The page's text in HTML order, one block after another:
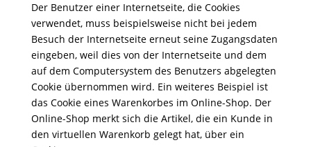
Der Benutzer einer Internetseite, die Cookies
verwendet, muss beispielsweise nicht bei jedem
Besuch der Internetseite erneut seine Zugangsdaten
eingeben, weil dies von der Internetseite und dem
auf dem Computersystem des Benutzers abgelegten
Cookie übernommen wird. Ein weiteres Beispiel ist
das Cookie eines Warenkorbes im Online-Shop. Der
Online-Shop merkt sich die Artikel, die ein Kunde in
den virtuellen Warenkorb gelegt hat, über ein